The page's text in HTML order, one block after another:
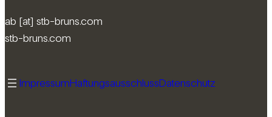
ab [at] stb-bruns.com
stb-bruns.com
ImpressumHaftungsausschlussDatenschutz